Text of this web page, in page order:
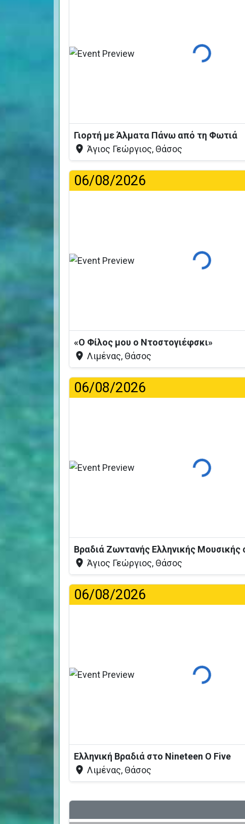
Φόρτωση...
Γιορτή με Άλματα Πάνω από τη Φωτιά
Άγιος Γεώργιος, Θάσος
06/08/2026
Φόρτωση...
«Ο Φίλος μου ο Ντοστογιέφσκι»
Λιμένας, Θάσος
06/08/2026
Φόρτωση...
Άγιος Γεώργιος, Θάσος
06/08/2026
Φόρτωση...
Ελληνική Βραδιά στο Nineteen O Five
Λιμένας, Θάσος